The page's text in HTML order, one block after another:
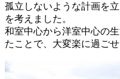
孤立しないような計画を
を考えました。
和室中心から洋室中心の
たことで、大変楽に過ご